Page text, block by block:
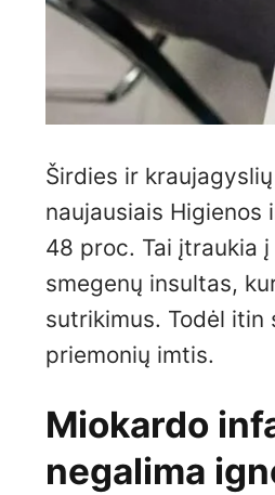
Širdies ir
naujausiais
48 proc. Tai įtraukia
smegenų insultas,
sutrikimus. Todėl
priemonių imtis.
Miokardo
negalima